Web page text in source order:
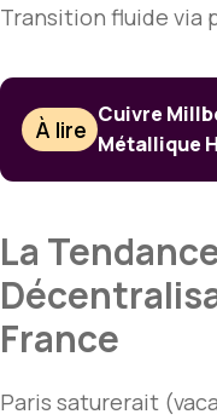
Transition fluide via
À lire
Cuivre
Métallique
La
France
Paris saturerait